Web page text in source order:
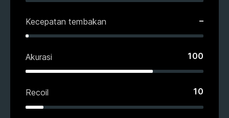
Kecepatan tembakan –
Akurasi 100
Recoil 10